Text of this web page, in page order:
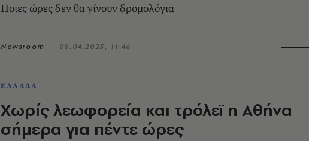
Ποιες ώρες δεν θα γίνουν δρομολόγια
Newsroom 06.04.2023, 11:46
ΕΛΛΑΔΑ
Χωρίς λεωφορεία και τρόλεϊ η Αθήνα
σήμερα για πέντε ώρες